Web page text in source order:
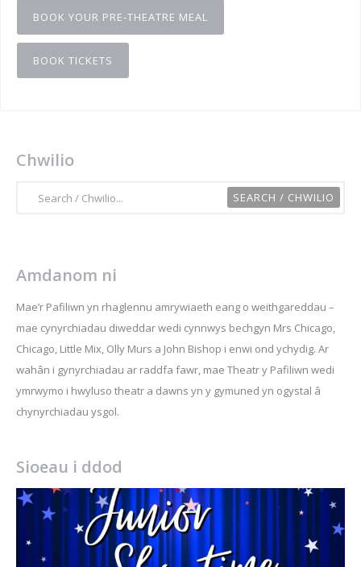
BOOK YOUR PRE-THEATRE MEAL
BOOK TICKETS
Chwilio
Amdanom ni
Mae’r Pafiliwn yn rhaglennu amrywiaeth eang o weithgareddau –
mae cynyrchiadau diweddar wedi cynnwys bechgyn Mrs Chicago,
Chicago, Little Mix, Olly Murs a John Bishop i enwi ond ychydig. Ar
wahân i gynyrchiadau ar raddfa fawr, mae Theatr y Pafiliwn wedi
ymrwymo i hwyluso theatr a dawns yn y gymuned yn ogystal â
chynyrchiadau ysgol.
Sioeau i ddod